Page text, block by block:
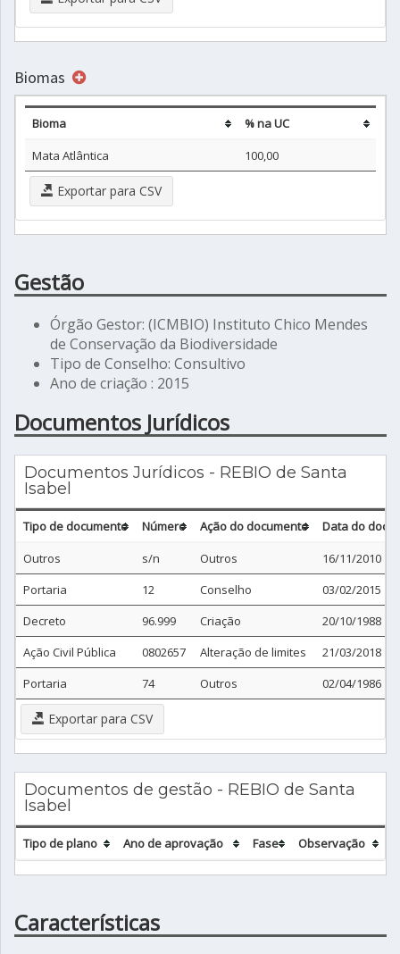
Biomas
Bioma
% na UC
Mata Atlântica
100,00
Exportar para CSV
Gestão
Órgão Gestor: (ICMBIO) Instituto Chico Mendes
de Conservação da Biodiversidade
Tipo de Conselho: Consultivo
Ano de criação : 2015
Documentos Jurídicos
Documentos Jurídicos - REBIO de Santa
Isabel
Tipo de documento Número Ação do documento
Data do
Outros
s/n Outros
16/11/2010
Portaria
12 Conselho
03/02/2015
Decreto
96.999 Criação
20/10/1988
Ação Civil Pública
0802657 Alteração de limites
21/03/2018
Portaria
74 Outros 02/04/1986
Exportar para CSV
Documentos de gestão - REBIO de Santa
Isabel
Tipo de plano Ano de aprovação Fase Observação
Características